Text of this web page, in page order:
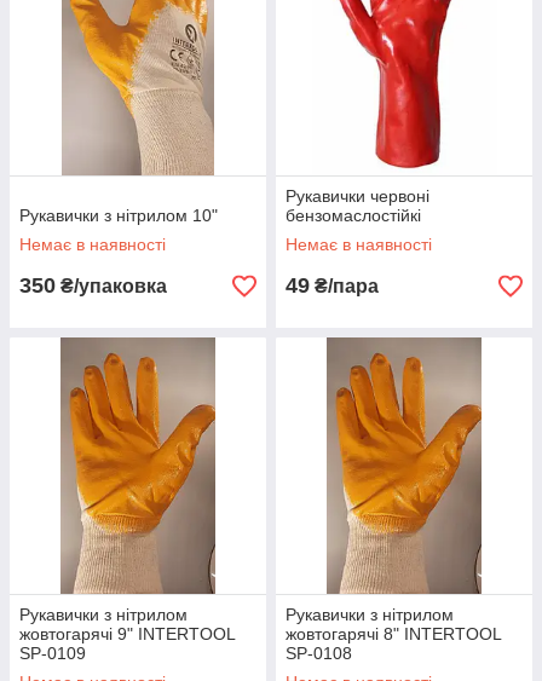
Рукавички з нітрилом 10"
Немає в наявності
350 ₴/упаковка
Рукавички червоні
бензомаслостійкі
Немає в наявності
49 ₴/пара
Рукавички з нітрилом
жовтогарячі 9" INTERTOOL
SP-0109
Рукавички з нітрилом
жовтогарячі 8" INTERTOOL
SP-0108